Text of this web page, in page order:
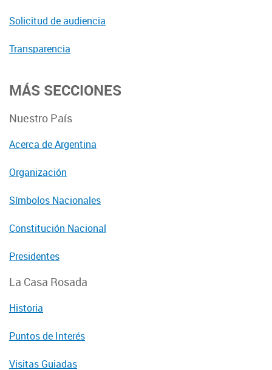
Solicitud de audiencia
Transparencia
MÁS SECCIONES
Nuestro País
Acerca de Argentina
Organización
Símbolos Nacionales
Constitución Nacional
Presidentes
La Casa Rosada
Historia
Puntos de Interés
Visitas Guiadas